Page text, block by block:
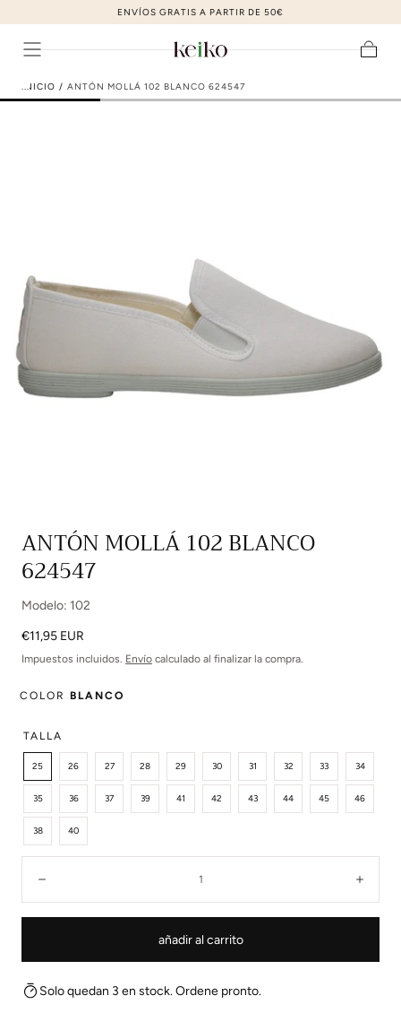
ir al contenido
ZAPATOS DE MODA AL MEJOR PRECIO
multimedia
en
modal
INICIO / ANTÓN MOLLÁ 102 BLANCO 624547
ANTÓN MOLLÁ 102 BLANCO
624547
Modelo: 102
Precio
regular
€11,95 EUR
Impuestos incluidos. Envío calculado al finalizar la compra.
COLOR BLANCO
TALLA
25 26 27 28 29 30 31 32 33 34
35 36 37 39 41 42 43 44 45 46
38 40
añadir al carrito
Solo quedan 3 en stock. Ordene pronto.